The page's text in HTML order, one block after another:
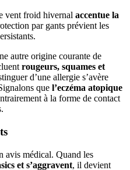
vent froid hivernal accentue la
par gants prévient les
autre origine courante de
rougeurs, squames et
d’une allergie s’avère
que l’eczéma atopique
à la forme de contact
avis médical. Quand les
et s’aggravent, il devient